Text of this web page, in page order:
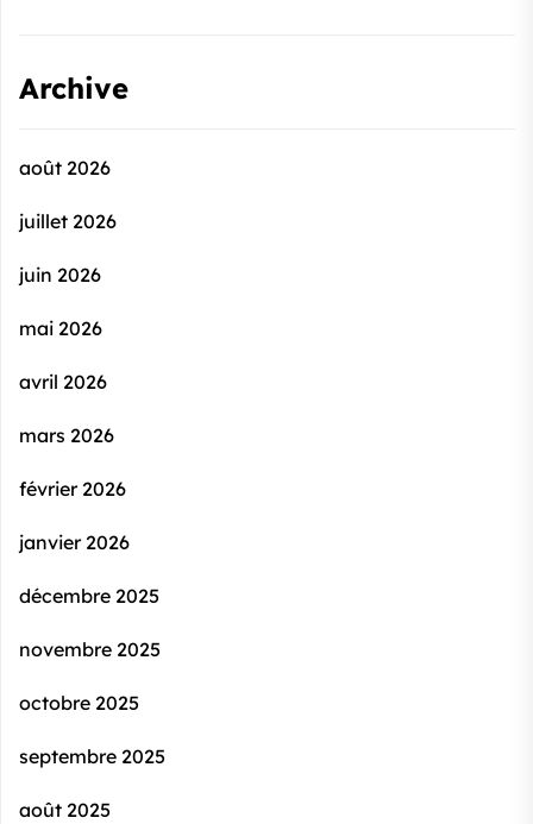
Archive
août 2026
juillet 2026
juin 2026
mai 2026
avril 2026
mars 2026
février 2026
janvier 2026
décembre 2025
novembre 2025
octobre 2025
septembre 2025
août 2025